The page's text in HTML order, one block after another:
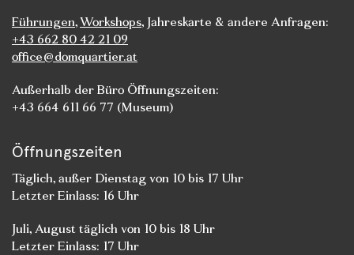
Führungen,Workshops, Jahreskarte & andere Anfragen:
+43 662 80 42 21 09
office@domquartier.at
Außerhalb der Büro Öffnungszeiten:
+43 664 611 66 77 (Museum)
Öffnungszeiten
Täglich, außer Dienstag von 10 bis 17 Uhr
Letzter Einlass: 16 Uhr
Juli, August täglich von 10 bis 18 Uhr
Letzter Einlass: 17 Uhr